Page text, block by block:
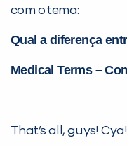
com o tema:
Qual a diferença
Medical Terms –
That’s all, guys! Cya!